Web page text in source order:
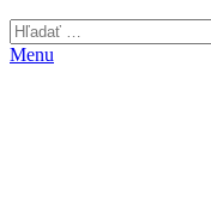
Hľadať:
Menu